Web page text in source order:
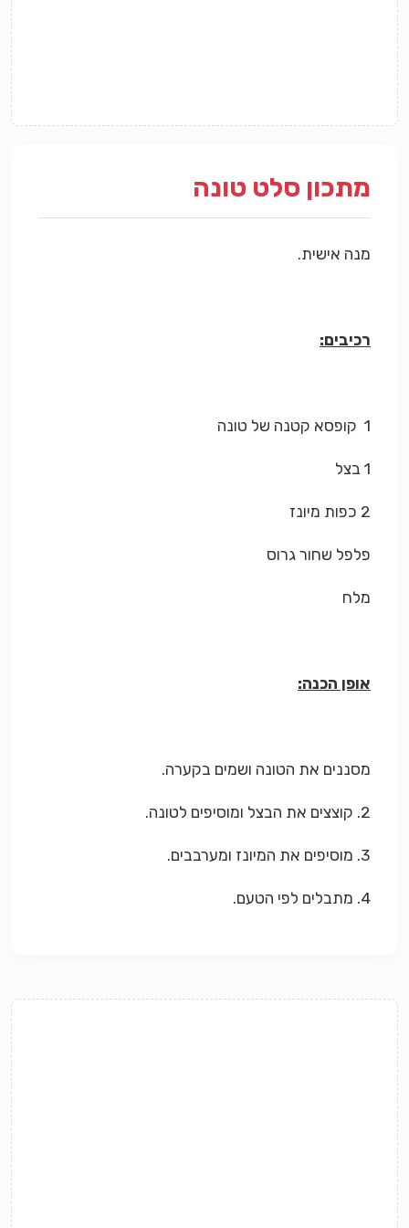
מתכון סלט טונה
מנה אישית.
רכיבים:
1 קופסא קטנה של טונה
1 בצל
2 כפות מיונז
פלפל שחור גרוס
מלח
אופן הכנה:
מסננים את הטונה ושמים בקערה.
2. קוצצים את הבצל ומוסיפים לטונה.
3. מוסיפים את המיונז ומערבבים.
4. מתבלים לפי הטעם.